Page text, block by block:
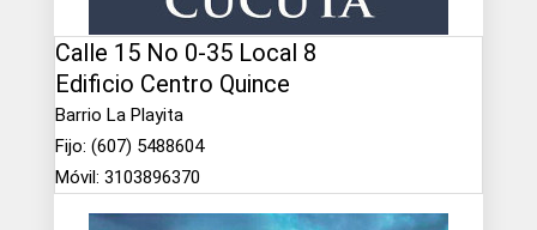
Calle 15 No 0-35 Local 8
Edificio Centro Quince
Barrio La Playita
Fijo: (607) 5488604
Móvil: 3103896370